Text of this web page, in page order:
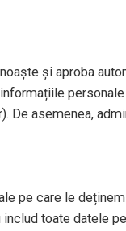
și aproba
De asemenea,
pe care le
toate datele